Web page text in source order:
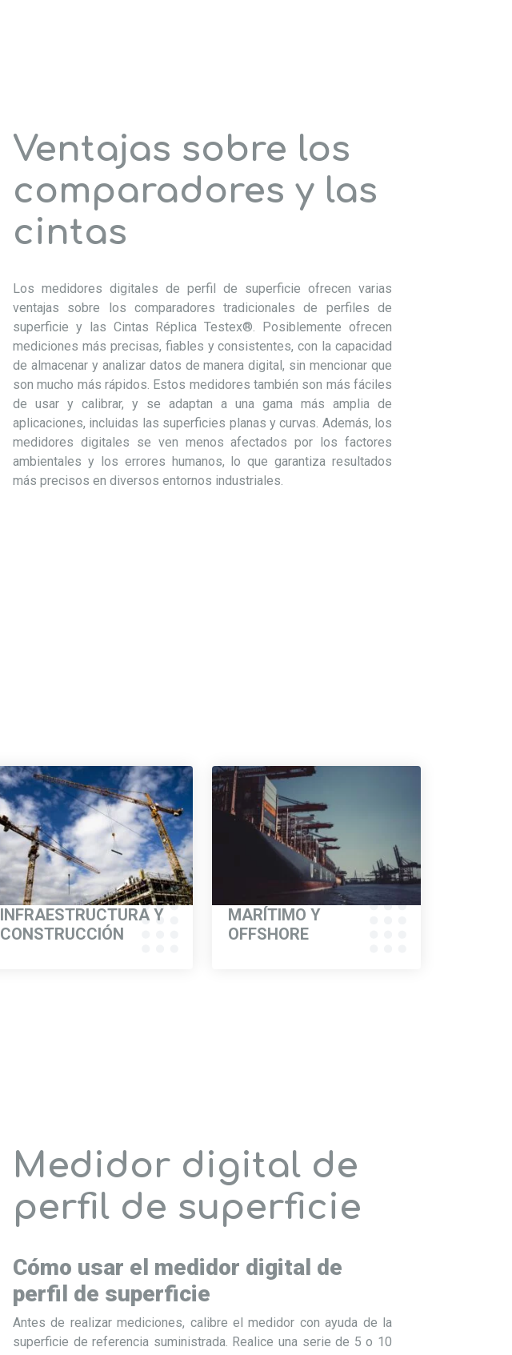
Ventajas sobre los
comparadores y las
cintas
Los medidores digitales de perfil de superficie ofrecen varias
ventajas sobre los comparadores tradicionales de perfiles de
superficie y las Cintas RéplicaTestex® Posiblementeofrecen
mediciones más precisas, fiables y consistentes, con la capacidad
de almacenar y analizar datos de manera digital, sin mencionar que
son mucho más rápidos. Estos medidores también son más fáciles
de usar y calibrar, y se adaptan a una gama más amplia de
aplicaciones, incluidas las superficies planas y curvas. Además, los
medidores digitales se ven menos afectados por los factores
ambientales y los errores humanos, lo que garantiza resultados
más precisos en diversos entornos industriales.
INFRAESTRUCTURA Y
CONSTRUCCIÓN
MARÍTIMO Y
OFFSHORE
Medidor digital de
perfil de superficie
Cómo usar el medidor digital de
perfil de superficie
Antes de realizar mediciones, calibre el medidor con ayuda de la
superficie de referencia suministrada. Realice una serie de 5 o 10